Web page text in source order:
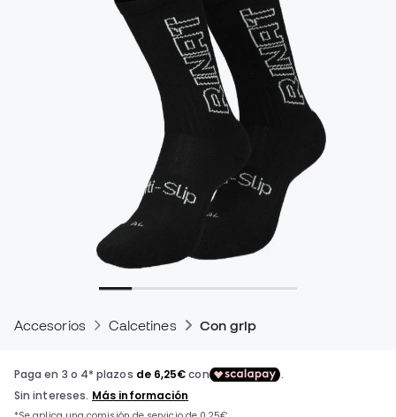
Accesorios Calcetines Con grip